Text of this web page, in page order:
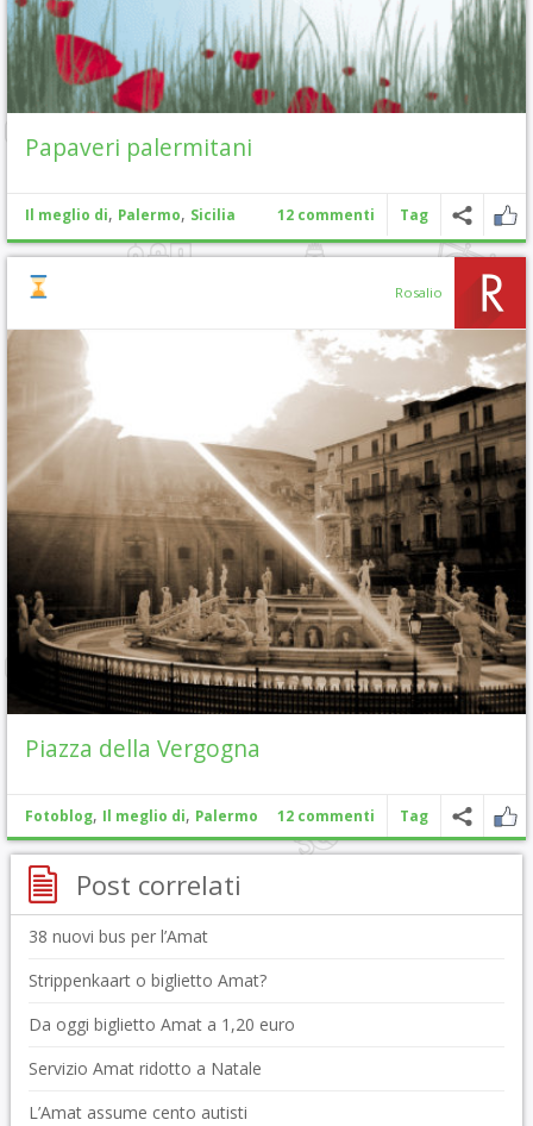
Papaveri palermitani
Il meglio di, Palermo, Sicilia 12 commenti Tag
Rosalio
Piazza della Vergogna
Fotoblog, Il meglio di, Palermo 12 commenti Tag
Post correlati
38 nuovi bus per l’Amat
Strippenkaart o biglietto Amat?
Da oggi biglietto Amat a 1,20 euro
Servizio Amat ridotto a Natale
L’Amat assume cento autisti